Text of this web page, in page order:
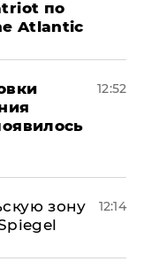
по
Atlantic
12:52
зону
12:14